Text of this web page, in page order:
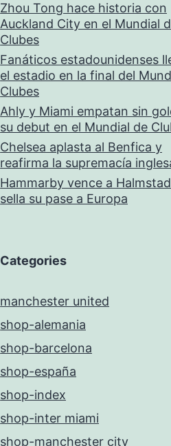
Zhou Tong hace historia con
Auckland City en el Mundial
Clubes
Fanáticos estadounidenses
el estadio en la final del
Clubes
Ahly y Miami empatan sin
su debut en el Mundial de
Chelsea aplasta al Benfica y
reafirma la supremacía
Hammarby vence a
sella su pase a Europa
Categories
manchester united
shop-alemania
shop-barcelona
shop-españa
shop-index
shop-inter miami
shop-manchester city